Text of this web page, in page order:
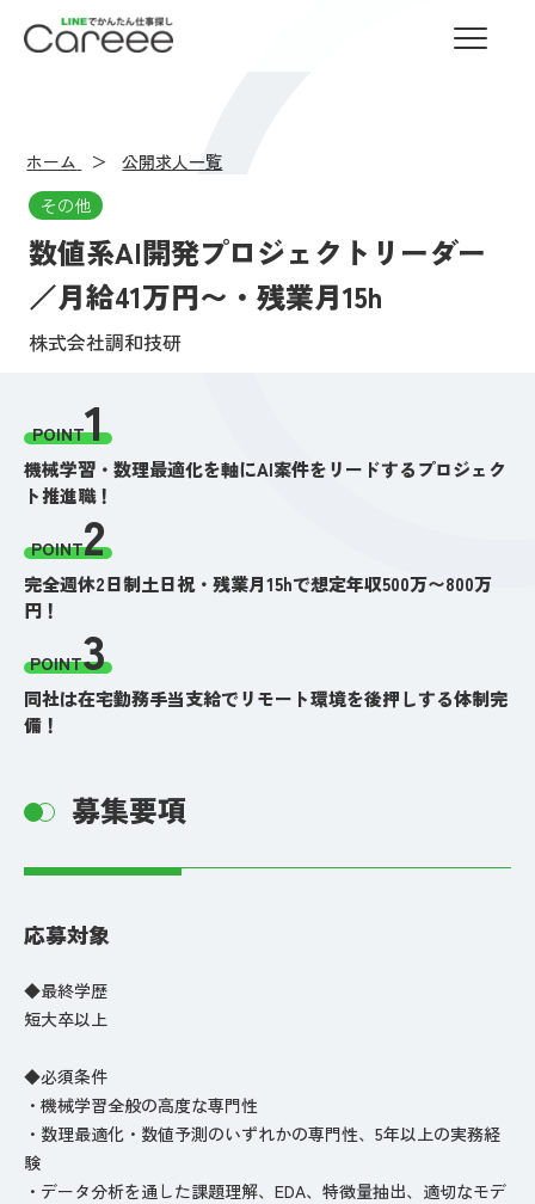
LINEでかんたん仕事探し Careee
ホーム
公開求人一覧
その他
数値系AI開発プロジェクトリーダー
／月給41万円〜・残業月15h
株式会社調和技研
POINT1
機械学習・数理最適化を軸にAI案件をリードするプロジェク
ト推進職！
POINT2
完全週休2日制土日祝・残業月15hで想定年収500万〜800万
円！
POINT3
同社は在宅勤務手当支給でリモート環境を後押しする体制完
備！
募集要項
応募対象
◆最終学歴
短大卒以上
◆必須条件
・機械学習全般の高度な専門性
・数理最適化・数値予測のいずれかの専門性、5年以上の実務経
験
・データ分析を通した課題理解、EDA、特徴量抽出、適切なモデ